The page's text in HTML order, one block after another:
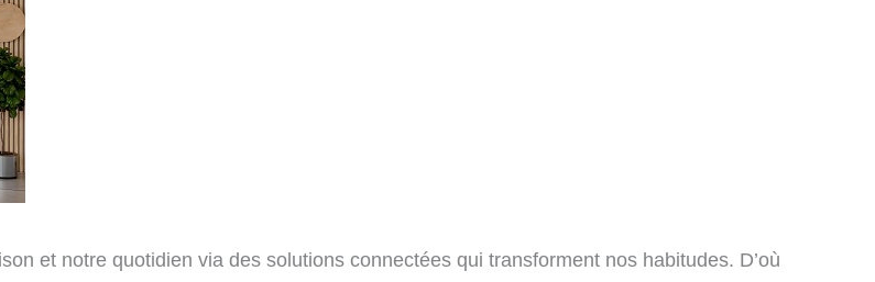
et notre quotidien via des solutions connectées qui transforment nos habitudes. D’où